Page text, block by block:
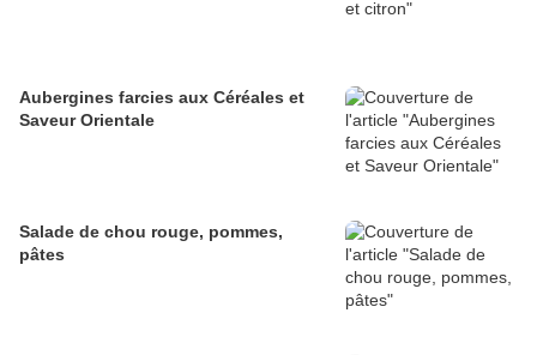
Aubergines farcies aux Céréales et
Saveur Orientale
Salade de chou rouge, pommes,
pâtes